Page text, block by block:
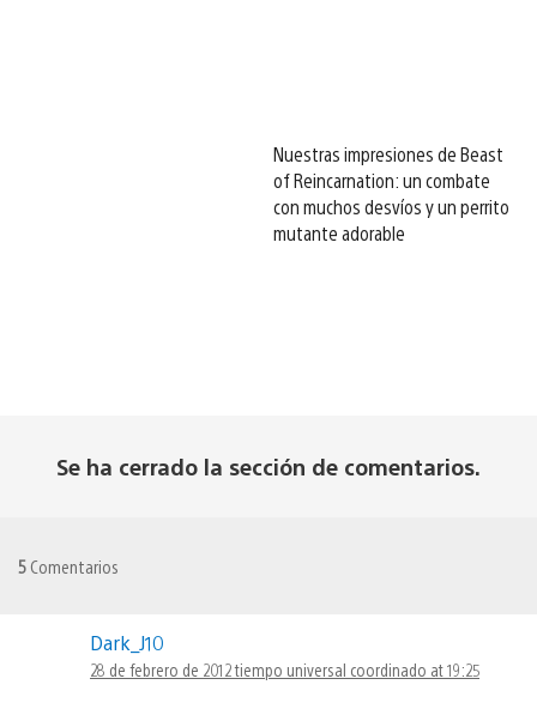
Nuestras impresiones de Beast
of Reincarnation: un combate
con muchos desvíos y un perrito
mutante adorable
Se ha cerrado la sección de comentarios.
5 Comentarios
Dark_J10
28 de febrero de 2012 tiempo universal coordinado at 19:25